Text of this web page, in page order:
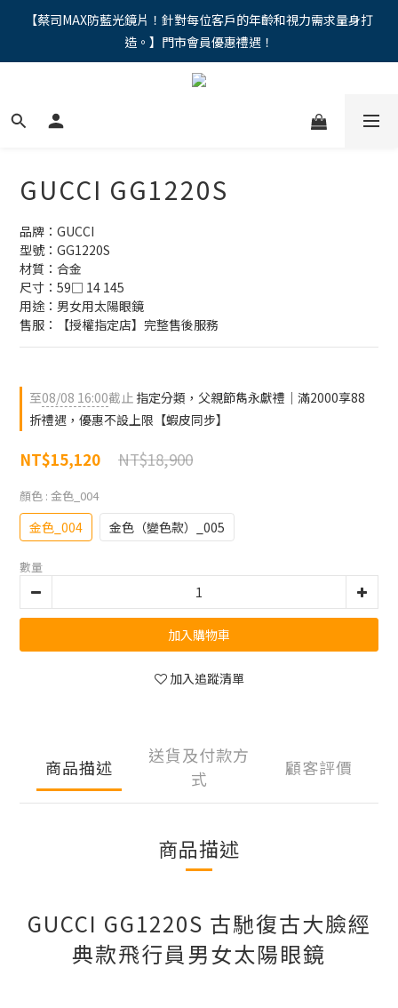
"馬年新章續寫，視界品味進階，限時禮遇 9 折無上限，12期分期
免手續費。。
【蔡司MAX防藍光鏡片！針對每位客戶的年齡和視力需求量身打
造。】門市會員優惠禮遇！
"馬年新章續寫，視界品味進階，限時禮遇 9 折無上限，12期分期
GUCCI GG1220S
品牌：GUCCI
型號：GG1220S
材質：合金
尺寸：59□ 14 145
用途：男女用太陽眼鏡
售服：【授權指定店】完整售後服務
至08/08 16:00截止 指定分類，父親節雋永獻禮｜滿2000享88
折禮遇，優惠不設上限【蝦皮同步】
NT$18,900
NT$15,120
顏色 : 金色_004
金色_004 金色（變色款）_005
數量
加入購物車
加入追蹤清單
商品描述
送貨及付款方
式
顧客評價
商品描述
GUCCI GG1220S 古馳復古大臉經
典款飛行員男女太陽眼鏡